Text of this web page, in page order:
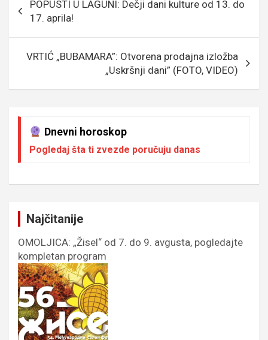
o
k
e
er
p
p
чланка
POPUSTI U LAGUNI: Dečji dani kulture od 13. do
17. aprila!
VRTIĆ „BUBAMARA”: Otvorena prodajna izložba
„Uskršnji dani” (FOTO, VIDEO)
Dnevni horoskop
Pogledaj šta ti zvezde poručuju danas
Najčitanije
OMOLJICA: „Žisel“ od 7. do 9. avgusta, pogledajte
kompletan program